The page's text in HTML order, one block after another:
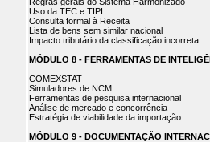
Uso da TEC e TIPI
Consulta formal à Receita
Lista de bens sem similar nacional
Impacto tributário da classificação incorreta
MÓDULO 8 - FERRAMENTAS DE
COMEXSTAT
Simuladores de NCM
Ferramentas de pesquisa internacional
Análise de mercado e concorrência
Estratégia de viabilidade da importação
MÓDULO 9 - DOCUMENTAÇÃO